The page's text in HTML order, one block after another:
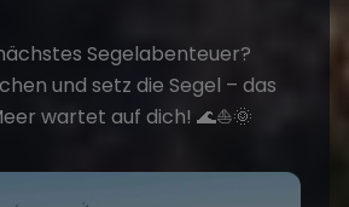
Segelabenteuer?
und setz die Segel – das
wartet auf dich! 🌊⛵️🌞